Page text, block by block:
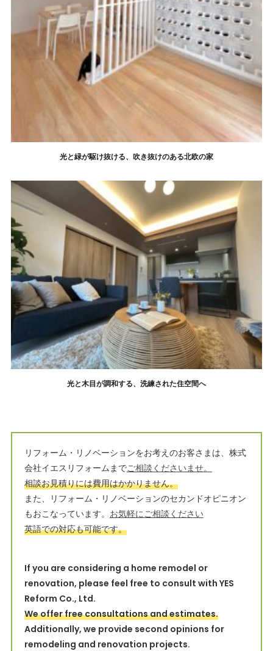
光と緑が駆け抜ける、吹き抜けのある北欧の家
光と木目が調和する、洗練された住空間へ
リフォーム・リノベーションをお考えのお客さまは、株式
会社イエスリフォームまでご相談くださいませ。
相談お見積りには費用はかかりません。
また、リフォーム・リノベーションのセカンドオピニオン
もおこなっています。 お気軽にご相談ください
英語での対応も可能です。
If you are considering a home remodel or
renovation, please feel free to consult with YES
Reform Co., Ltd.
We offer free consultations and estimates.
Additionally, we provide second opinions for
remodeling and renovation projects.